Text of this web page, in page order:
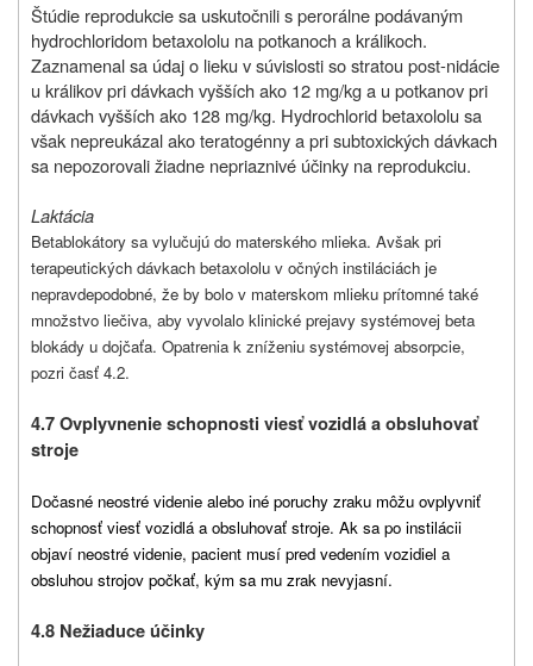
Štúdie reprodukcie sa uskutočnili s perorálne podávaným
hydrochloridom betaxololu na potkanoch a králikoch.
Zaznamenal sa údaj o lieku v súvislosti so stratou post-nidácie
u králikov pri dávkach vyšších ako 12 mg/kg a u potkanov pri
dávkach vyšších ako 128 mg/kg. Hydrochlorid betaxololu sa
však nepreukázal ako teratogénny a pri subtoxických dávkach
sa nepozorovali žiadne nepriaznivé účinky na reprodukciu.
Laktácia
Betablokátory sa vylučujú do materského mlieka. Avšak pri
terapeutických dávkach betaxololu v očných instiláciách je
nepravdepodobné, že by bolo v materskom mlieku prítomné také
množstvo liečiva, aby vyvolalo klinické prejavy systémovej beta
blokády u dojčaťa. Opatrenia k zníženiu systémovej absorpcie,
pozri časť 4.2.
4.7 Ovplyvnenie schopnosti viesť vozidlá a obsluhovať
stroje
Dočasné neostré videnie alebo iné poruchy zraku môžu ovplyvniť
schopnosť viesť vozidlá a obsluhovať stroje. Ak sa po instilácii
objaví neostré videnie, pacient musí pred vedením vozidiel a
obsluhou strojov počkať, kým sa mu zrak nevyjasní.
4.8 Nežiaduce účinky